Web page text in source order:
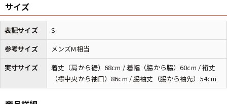
Search by Maniacマニアックから探す
バンド
Tシャツ
アニメ
Tシャツ
映画
Tシャツ
サイズ
表記サイズ
S
参考サイズ
メンズM相当
実寸サイズ
着丈（肩から裾）68cm / 着幅（脇から脇）60cm / 裄丈
（襟中央から袖口）86cm / 脇袖丈（脇から袖先）54cm